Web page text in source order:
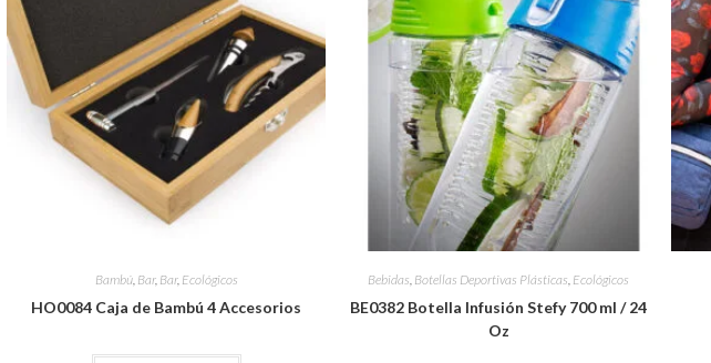
Bambú, Bar, Bar, Ecológicos
HO0084 Caja de Bambú 4 Accesorios
Bebidas, Botellas Deportivas Plásticas, Ecológicos
BE0382 Botella Infusión Stefy 700 ml / 24
Oz